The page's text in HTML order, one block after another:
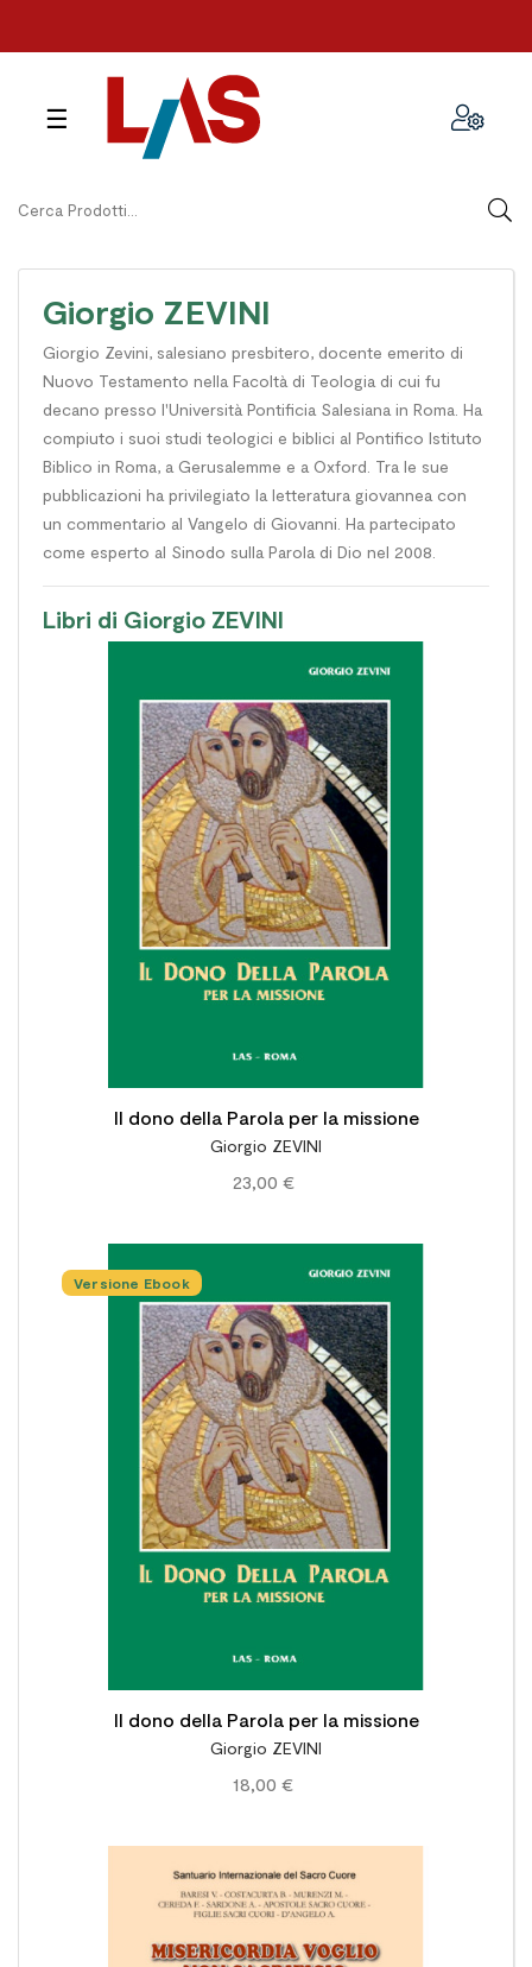
navigazione
☰
Giorgio ZEVINI
Giorgio Zevini, salesiano presbitero, docente emerito di
Nuovo Testamento nella Facoltà di Teologia di cui fu
decano presso l'Università Pontificia Salesiana in Roma. Ha
compiuto i suoi studi teologici e biblici al Pontifico Istituto
Biblico in Roma, a Gerusalemme e a Oxford. Tra le sue
pubblicazioni ha privilegiato la letteratura giovannea con
un commentario al Vangelo di Giovanni. Ha partecipato
come esperto al Sinodo sulla Parola di Dio nel 2008.
Libri di Giorgio ZEVINI
Il dono della Parola per la missione
Giorgio ZEVINI
23,00 €
Versione Ebook
Il dono della Parola per la missione
Giorgio ZEVINI
18,00 €